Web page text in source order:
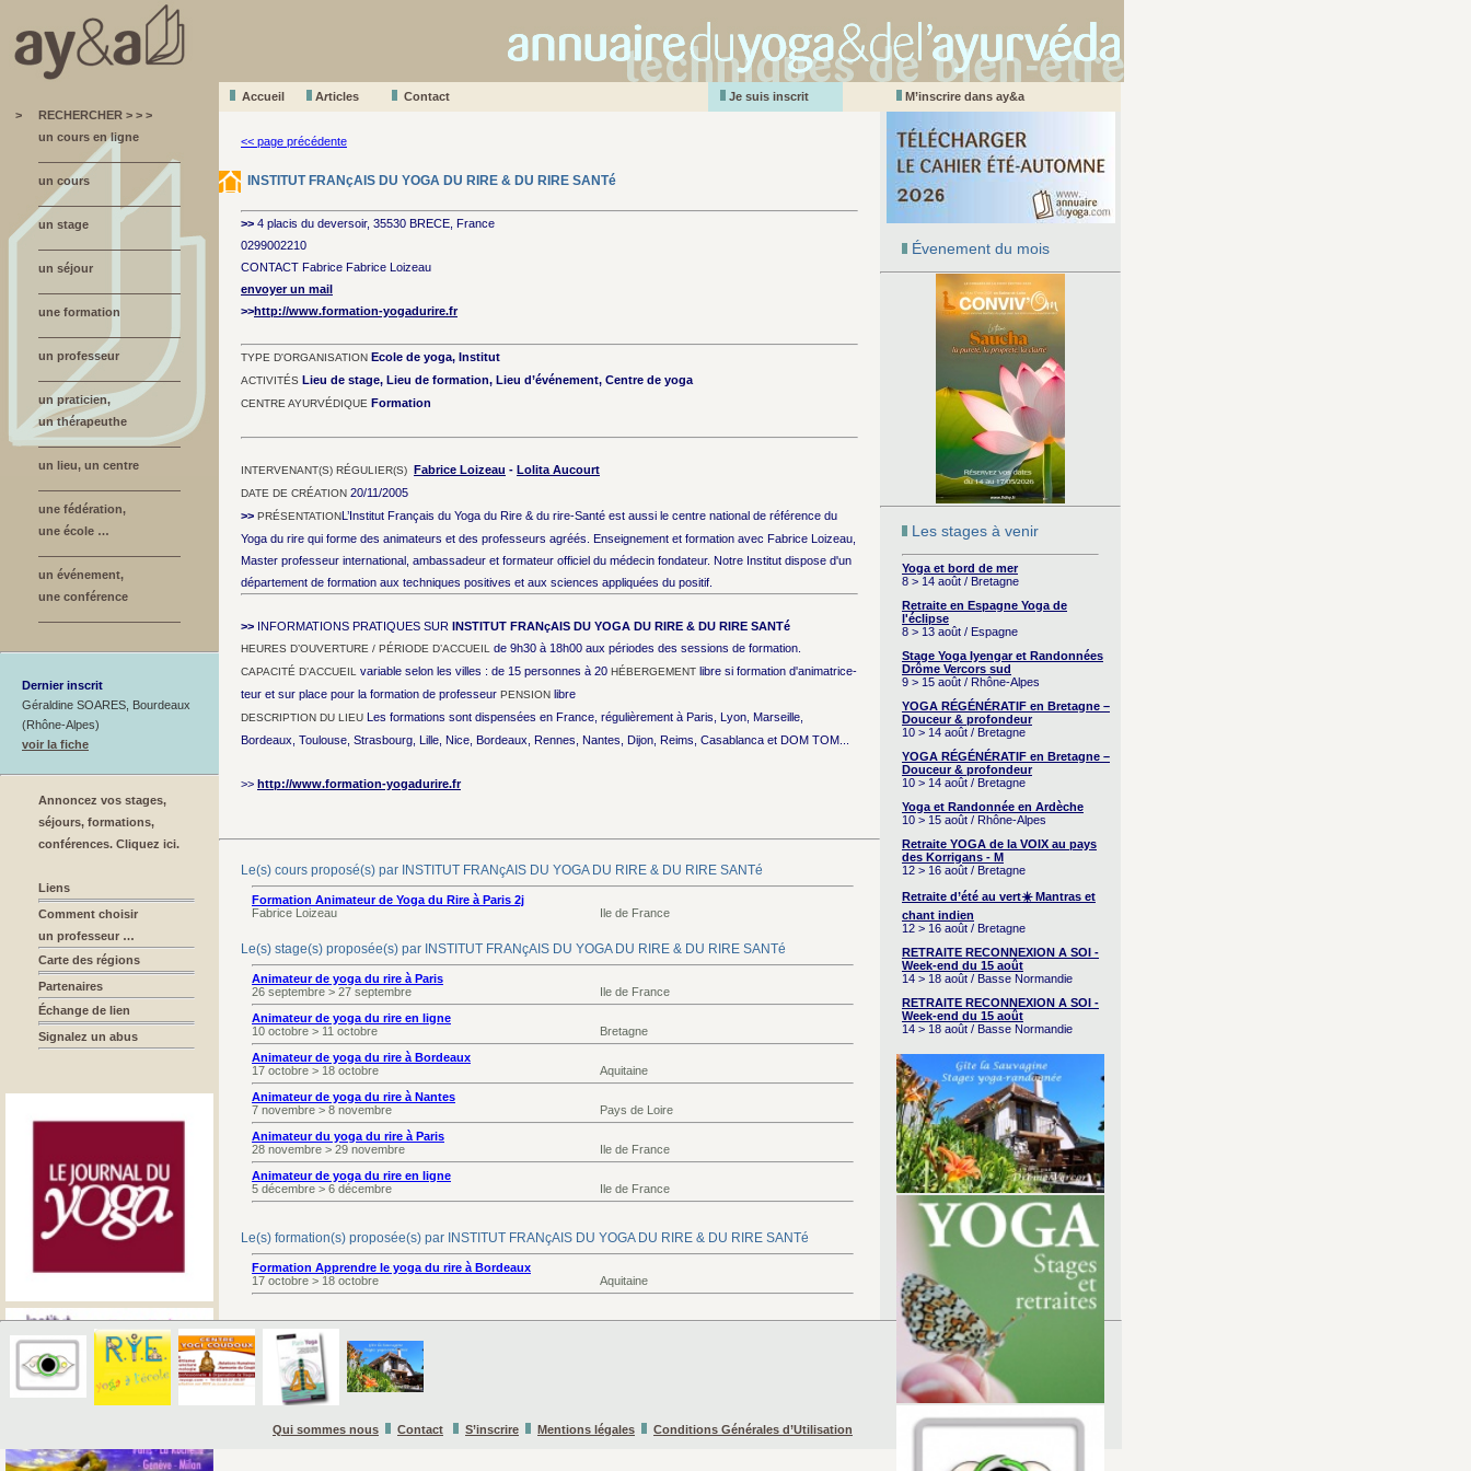
Accueil Articles Contact Je suis inscrit
M’inscrire dans ay&a
>
RECHERCHER > > >
un cours en ligne
un cours
un stage
un séjour
une formation
un professeur
un praticien,
un thérapeuthe
un lieu, un centre
une fédération,
une école …
un événement,
une conférence
Dernier inscrit
Géraldine SOARES, Bourdeaux
(Rhône-Alpes)
voir la fiche
Annoncez vos stages,
séjours, formations,
conférences. Cliquez ici.
Liens
Comment choisir
un professeur …
Carte des régions
Partenaires
Échange de lien
Signalez un abus
Évenement du mois
Les stages à venir
Yoga et bord de mer
8 > 14 août / Bretagne
Retraite en Espagne Yoga de
l'éclipse
8 > 13 août / Espagne
Stage Yoga Iyengar et Randonnées
Drôme Vercors sud
9 > 15 août / Rhône-Alpes
YOGA RÉGÉNÉRATIF en Bretagne –
Douceur & profondeur
10 > 14 août / Bretagne
YOGA RÉGÉNÉRATIF en Bretagne –
Douceur & profondeur
10 > 14 août / Bretagne
Yoga et Randonnée en Ardèche
10 > 15 août / Rhône-Alpes
Retraite YOGA de la VOIX au pays
des Korrigans - M
12 > 16 août / Bretagne
Retraite d’été au vert☀️ Mantras et
chant indien
12 > 16 août / Bretagne
RETRAITE RECONNEXION A SOI -
Week-end du 15 août
14 > 18 août / Basse Normandie
RETRAITE RECONNEXION A SOI -
Week-end du 15 août
14 > 18 août / Basse Normandie
<< page précédente
INSTITUT FRANçAIS DU YOGA DU RIRE & DU RIRE SANTé
>> 4 placis du deversoir, 35530 BRECE, France
0299002210
CONTACT Fabrice Fabrice Loizeau
envoyer un mail
>>http://www.formation-yogadurire.fr
TYPE D'ORGANISATION Ecole de yoga, Institut
ACTIVITÉS Lieu de stage, Lieu de formation, Lieu d’événement, Centre de yoga
CENTRE AYURVÉDIQUE Formation
INTERVENANT(S) RÉGULIER(S) Fabrice Loizeau - Lolita Aucourt
DATE DE CRÉATION 20/11/2005
>> PRÉSENTATIONL’Institut Français du Yoga du Rire & du rire-Santé est aussi le centre national de référence du
Yoga du rire qui forme des animateurs et des professeurs agréés. Enseignement et formation avec Fabrice Loizeau,
Master professeur international, ambassadeur et formateur officiel du médecin fondateur. Notre Institut dispose d'un
département de formation aux techniques positives et aux sciences appliquées du positif.
>> INFORMATIONS PRATIQUES SUR INSTITUT FRANçAIS DU YOGA DU RIRE & DU RIRE SANTé
HEURES D’OUVERTURE / PÉRIODE D’ACCUEIL de 9h30 à 18h00 aux périodes des sessions de formation.
CAPACITÉ D’ACCUEIL variable selon les villes : de 15 personnes à 20 HÉBERGEMENT libre si formation d'animatrice-
teur et sur place pour la formation de professeur PENSION libre
DESCRIPTION DU LIEU Les formations sont dispensées en France, régulièrement à Paris, Lyon, Marseille,
Bordeaux, Toulouse, Strasbourg, Lille, Nice, Bordeaux, Rennes, Nantes, Dijon, Reims, Casablanca et DOM TOM...
>> http://www.formation-yogadurire.fr
Le(s) cours proposé(s) par INSTITUT FRANçAIS DU YOGA DU RIRE & DU RIRE SANTé
Formation Animateur de Yoga du Rire à Paris 2j
Fabrice Loizeau
Ile de France
Le(s) stage(s) proposée(s) par INSTITUT FRANçAIS DU YOGA DU RIRE & DU RIRE SANTé
Animateur de yoga du rire à Paris
26 septembre > 27 septembre
Ile de France
Animateur de yoga du rire en ligne
10 octobre > 11 octobre
Bretagne
Animateur de yoga du rire à Bordeaux
17 octobre > 18 octobre
Aquitaine
Animateur de yoga du rire à Nantes
7 novembre > 8 novembre
Pays de Loire
Animateur du yoga du rire à Paris
28 novembre > 29 novembre
Ile de France
Animateur de yoga du rire en ligne
5 décembre > 6 décembre
Ile de France
Le(s) formation(s) proposée(s) par INSTITUT FRANçAIS DU YOGA DU RIRE & DU RIRE SANTé
Formation Apprendre le yoga du rire à Bordeaux
17 octobre > 18 octobre
Aquitaine
Qui sommes nous Contact S’inscrire Mentions légales Conditions Générales d’Utilisation